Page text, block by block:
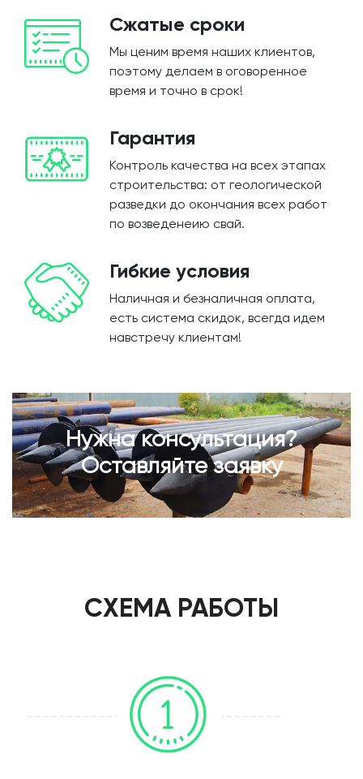
Сжатые сроки
Мы ценим время наших клиентов,
поэтому делаем в оговоренное
время и точно в срок!
Гарантия
Контроль качества на всех этапах
строительства: от геологической
разведки до окончания всех работ
по возведенеию свай.
Гибкие условия
Наличная и безналичная оплата,
есть система скидок, всегда идем
навстречу клиентам!
Нужна консультация?
Оставляйте заявку
СХЕМА РАБОТЫ